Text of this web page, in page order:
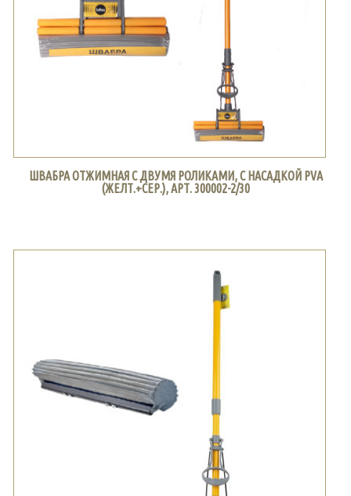
ШВАБРА ОТЖИМНАЯ С ДВУМЯ РОЛИКАМИ, С НАСАДКОЙ PVA
(ЖЕЛТ.+СЕР.), АРТ. 300002-2/30